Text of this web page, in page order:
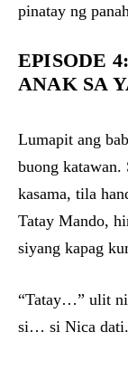
pinatay ng
EPISODE
ANAK SA
Lumapit ang
buong katawan.
kasama, tila
Tatay Mando,
siyang kapag
“Tatay…” ulit ni
si… si Nica